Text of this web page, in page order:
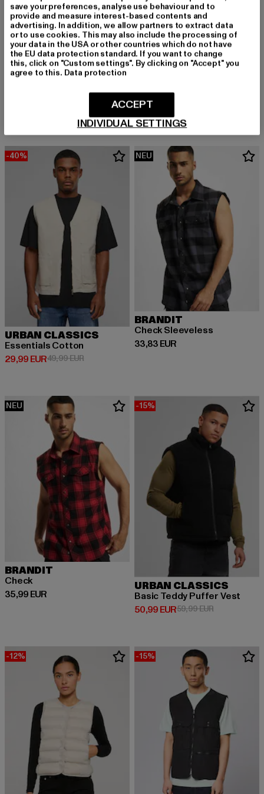
Derzeitiger Preis: 34,99 EUR
URBAN CLASSICS
27,00 EUR
Derzeitiger Preis: 27,00 EUR
-40%
URBAN CLASSICS
Essentials Cotton
29,99 EUR
Derzeitiger Preis: 29,99 EUR
49,99 EURAktionspreis: 49,99 EUR
NEU
BRANDIT
Check Sleeveless
33,83 EUR
Derzeitiger Preis: 33,83 EUR
NEU
BRANDIT
Check
35,99 EUR
Derzeitiger Preis: 35,99 EUR
-15%
URBAN CLASSICS
Basic Teddy Puffer Vest
50,99 EUR
Derzeitiger Preis: 50,99 EUR
59,99 EURAktionspreis:
-12% -15%
save your preferences, analyse use behaviour and to
provide and measure interest-based contents and
advertising. In addition, we allow partners to extract data
or to use cookies. This may also include the processing of
your data in the USA or other countries which do not have
the EU data protection standard. If you want to change
this, click on "Custom settings". By clicking on "Accept" you
agree to this. Data protection
INDIVIDUAL SETTINGS
ACCEPT